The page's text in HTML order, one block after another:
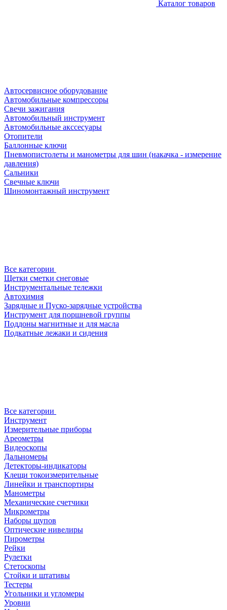
Каталог товаров
Автосервисное оборудование
Автомобильные компрессоры
Свечи зажигания
Автомобильный инструмент
Автомобильные акссесуары
Отопители
Баллонные ключи
Пневмопистолеты и манометры для шин (накачка - измерение
давления)
Сальники
Свечные ключи
Шиномонтажный инструмент
Все категории
Щетки сметки снеговые
Инструментальные тележки
Автохимия
Зарядные и Пуско-зарядные устройства
Инструмент для поршневой группы
Поддоны магнитные и для масла
Подкатные лежаки и сидения
Все категории
Инструмент
Измерительные приборы
Ареометры
Видеоскопы
Дальномеры
Детекторы-индикаторы
Клещи токоизмерительные
Линейки и транспортиры
Манометры
Механические счетчики
Микрометры
Наборы щупов
Оптические нивелиры
Пирометры
Рейки
Рулетки
Стетоскопы
Стойки и штативы
Тестеры
Угольники и угломеры
Уровни